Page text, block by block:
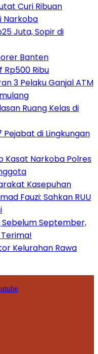
Curi Ribuan
Narkoba
Juta, Sopir di
Banten
Rp500 Ribu
3 Pelaku Ganjal ATM
Ruang Kelas di
Pejabat di Lingkungan
Kasat Narkoba Polres
Kasepuhan
Fauzi: Sahkan RUU
September,
Kelurahan Rawa